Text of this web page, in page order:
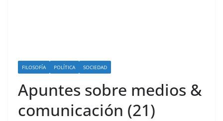
FILOSOFÍA POLÍTICA SOCIEDAD
Apuntes sobre medios &
comunicación (21)